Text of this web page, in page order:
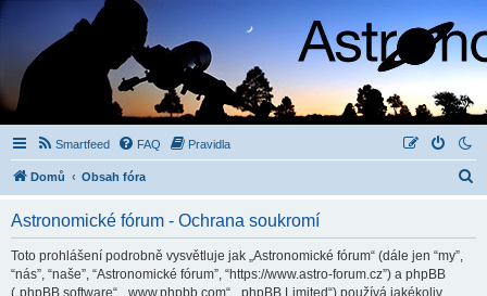
Smartfeed FAQ Pravidla
Domů Obsah fóra
Astronomické fórum - Ochrana soukromí
Toto prohlášení podrobně vysvětluje jak „Astronomické fórum“ (dále jen “my”,
“nás”, “naše”, “Astronomické fórum”, “https://www.astro-forum.cz”) a phpBB
(„phpBB software“, „www.phpbb.com“, „phpBB Limited“) používá jakékoliv